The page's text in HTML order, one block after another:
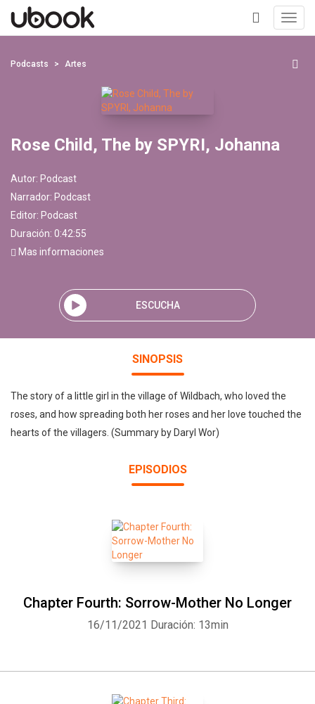
+
Podcasts Artes
Rose Child, The by SPYRI, Johanna
Autor: Podcast
Narrador: Podcast
Editor: Podcast
Duración: 0:42:55
Mas informaciones
ESCUCHA
SINOPSIS
The story of a little girl in the village of Wildbach, who loved the
roses, and how spreading both her roses and her love touched the
hearts of the villagers. (Summary by Daryl Wor)
EPISODIOS
Chapter Fourth: Sorrow-Mother No Longer
16/11/2021 Duración: 13min